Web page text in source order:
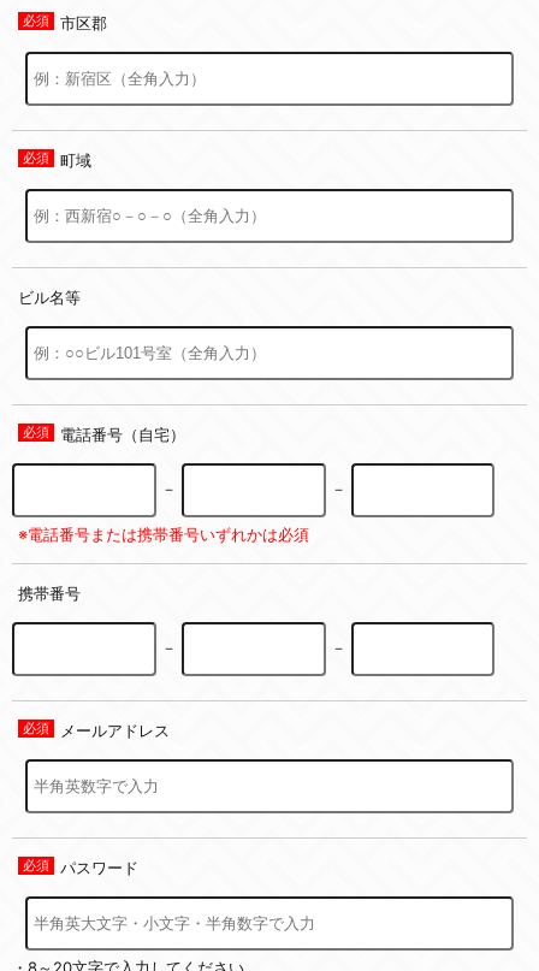
市区郡
町域
ビル名等
電話番号（自宅）
－ －
※電話番号または携帯番号いずれかは必須
携帯番号
－ －
メールアドレス
パスワード
・8～20文字で入力してください。